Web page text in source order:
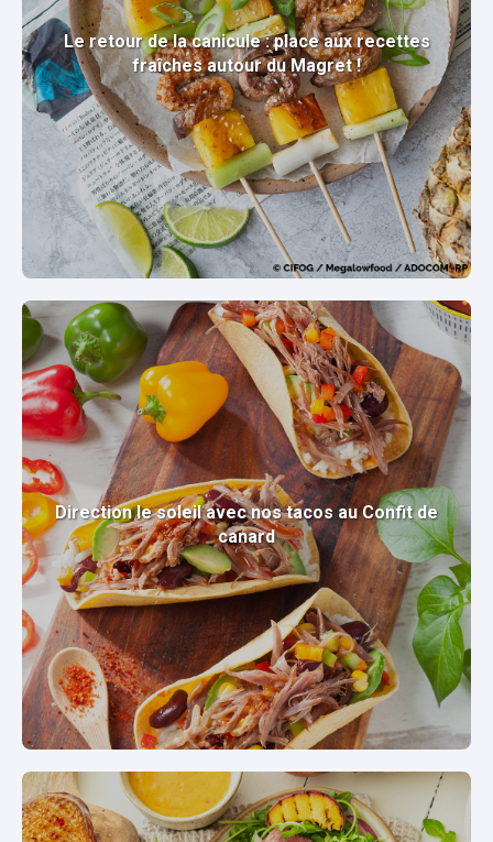
Le retour de la canicule : place aux recettes
fraîches autour du Magret !
Direction le soleil avec nos tacos au Confit de
canard